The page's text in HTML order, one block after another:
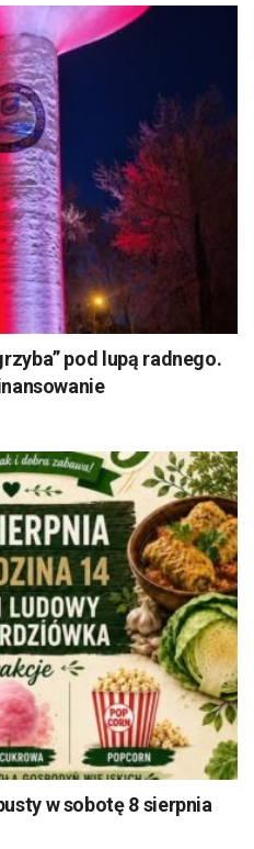
pod lupą radnego.
w sobotę 8 sierpnia